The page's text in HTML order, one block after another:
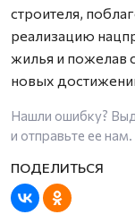
строителя,
реализацию
жилья и пожелав
новых
Нашли ошибку?
и отправьте ее нам.